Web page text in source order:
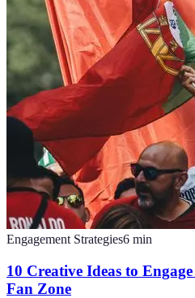
Engagement Strategies6 min
10 Creative Ideas to
Fan Zone